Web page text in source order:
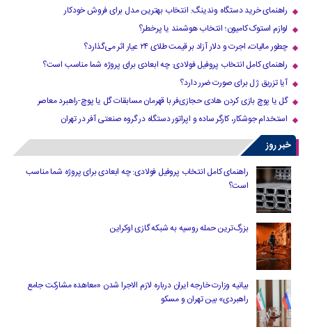
راهنمای خرید دستگاه وندینگ: انتخاب بهترین مدل برای فروش خودکار
لوازم استوک کامیون؛ انتخاب هوشمند یا پرخطر؟
چطور مالیات، اجرت و دلار آزاد بر قیمت طلای ۲۴ عیار اثر می‌گذارد؟
راهنمای کامل انتخاب پروفیل فولادی: چه ابعادی برای پروژه شما مناسب است؟
آیا تزریق ژل برای صورت ضرر دارد​؟
گل یا پوچ بازی کردن هادی حجازی‌فر با قهرمان مسابقات گل یا پوچ-راهبرد معاصر
استخدام جوشکار، کارگر ساده و اپراتور دستگاه در گروه صنعتی آفر در تهران
خبر روز
راهنمای کامل انتخاب پروفیل فولادی: چه ابعادی برای پروژه شما مناسب
است؟
بزرگ‌ترین حمله روسیه به شبکه گازی اوکراین
بیانیه وزارت خارجه ایران درباره لازم‌ الاجرا شدن «معاهده مشارکت جامع
راهبردی» بین تهران و مسکو